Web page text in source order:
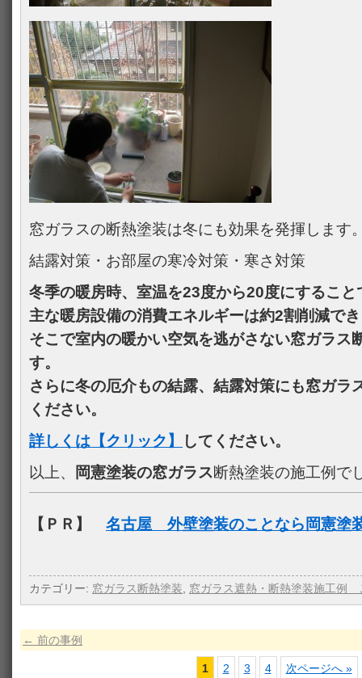
窓ガラスの断熱塗装は冬にも効果を発揮します
結露対策・お部屋の寒冷対策・寒さ対策
冬季の暖房時、室温を23度から20度にすること
主な暖房設備の消費エネルギーは約2割削減で
そこで室内の暖かい空気を逃がさない窓ガラス
す。
さらに冬の厄介もの結露、結露対策にも窓ガラ
ください。
詳しくは【クリック】
してください。
以上、
岡憲塗装の窓ガラス断熱塗装の施工例で
【ＰＲ】 名古屋 外壁塗装のことなら岡憲塗
カテゴリー: 窓ガラス断熱塗装 窓ガラス遮熱・断熱塗装施工例
← 前の事例
1 2 3 4 次ページへ »